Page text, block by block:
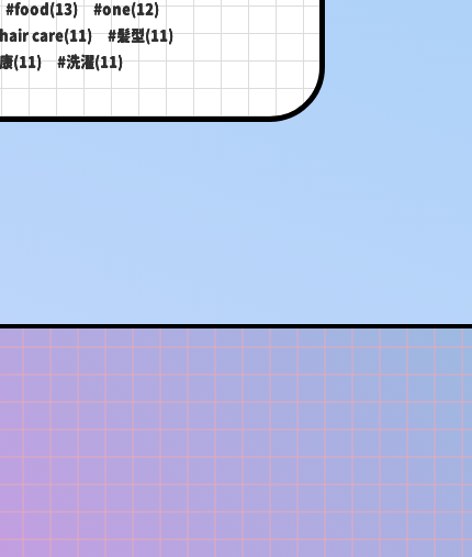
#food(13)
#one(12)
care(11)
#髪型(11)
(11)
#洗濯(11)